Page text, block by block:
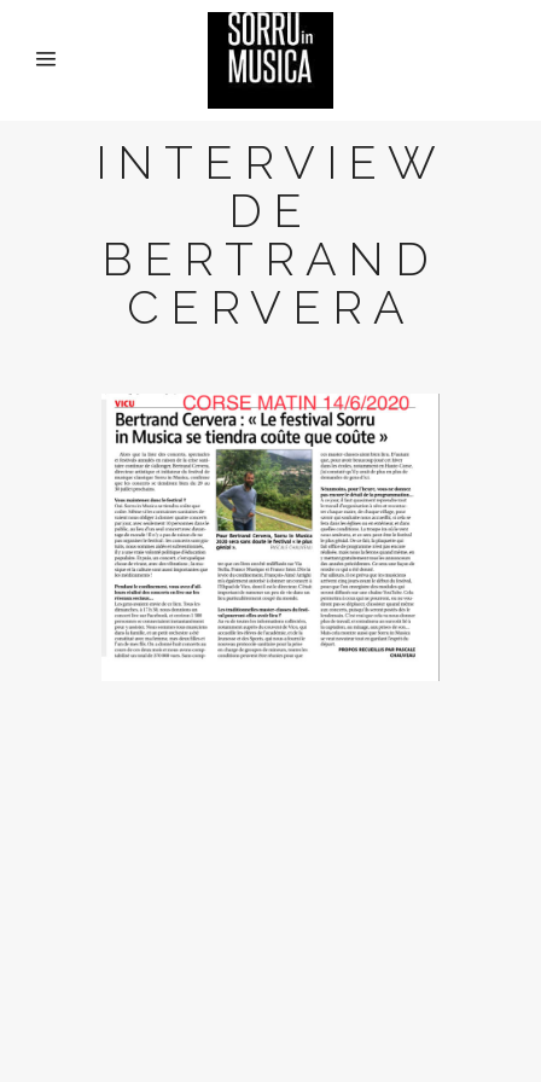
INTERVIEW
DE
BERTRAND
CERVERA